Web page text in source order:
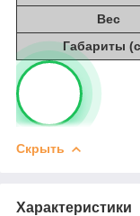
Вес
Габариты
Скрыть
Характеристики